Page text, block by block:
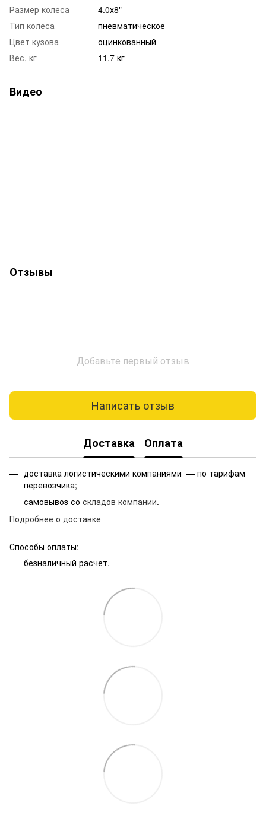
Размер колеса
4.0х8"
Тип колеса
пневматическое
Цвет кузова
оцинкованный
Вес, кг
11.7 кг
Видео
Отзывы
Добавьте первый отзыв
Написать отзыв
Доставка Оплата
доставка логистическими компаниями — по тарифам
перевозчика;
самовывоз со складов компании.
Подробнее о доставке
Способы оплаты:
безналичный расчет.